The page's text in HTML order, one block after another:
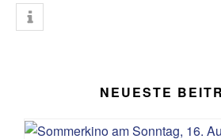
NEUESTE